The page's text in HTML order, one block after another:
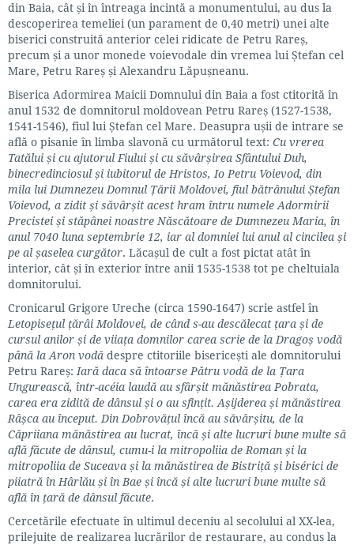
din Baia, cât și în întreaga incintă a monumentului, au dus la
descoperirea temeliei (un parament de 0,40 metri) unei alte
biserici construită anterior celei ridicate de Petru Rareș,
precum și a unor monede voievodale din vremea lui Ștefan cel
Mare, Petru Rareș și Alexandru Lăpușneanu.
Biserica Adormirea Maicii Domnului din Baia a fost ctitorită în
anul 1532 de domnitorul moldovean Petru Rareș (1527-1538,
1541-1546), fiul lui Ștefan cel Mare. Deasupra ușii de intrare se
află o pisanie în limba slavonă cu următorul text: Cu vrerea
Tatălui și cu ajutorul Fiului și cu săvârșirea Sfântului Duh,
binecredinciosul și iubitorul de Hristos, Io Petru Voievod, din
mila lui Dumnezeu Domnul Țării Moldovei, fiul bătrânului Ștefan
Voievod, a zidit și săvârșit acest hram întru numele Adormirii
Precistei și stăpânei noastre Născătoare de Dumnezeu Maria, în
anul 7040 luna septembrie 12, iar al domniei lui anul al cincilea și
pe al șaselea curgător. Lăcașul de cult a fost pictat atât în
interior, cât și în exterior între anii 1535-1538 tot pe cheltuiala
domnitorului.
Cronicarul Grigore Ureche (circa 1590-1647) scrie astfel în
Letopisețul țărâi Moldovei, de când s-au descălecat țara și de
cursul anilor și de viiața domnilor carea scrie de la Dragoș vodă
până la Aron vodă despre ctitoriile bisericești ale domnitorului
Petru Rareș: Iară daca să întoarse Pătru vodă de la Țara
Ungurească, într-acéia laudă au sfârșit mănăstirea Pobrata,
carea era zidită de dânsul și o au sfințit. Așijderea și mănăstirea
Râșca au început. Din Dobrovățul încă au săvârșitu, de la
Căpriiana mănăstirea au lucrat, încă și alte lucruri bune multe să
află făcute de dânsul, cumu-i la mitropoliia de Roman și la
mitropoliia de Suceava și la mănăstirea de Bistriță și bisérici de
piiatră în Hârlău și în Bae și încă și alte lucruri bune multe să
află în țară de dânsul făcute.
Cercetările efectuate în ultimul deceniu al secolului al XX-lea,
prilejuite de realizarea lucrărilor de restaurare, au condus la